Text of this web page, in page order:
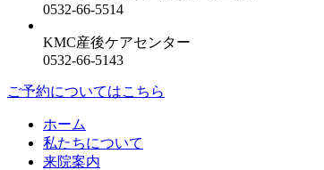
0532-66-5514
KMC産後ケアセンター
0532-66-5143
ご予約についてはこちら
ホーム
私たちについて
来院案内